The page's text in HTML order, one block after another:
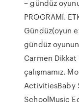
– gündüz
PROGRAMI.
Gündüz(oyun
gündüz
Carmen
çalışmamız.
ActivitiesBaby
SchoolMusic